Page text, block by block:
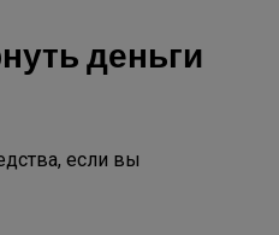
деньги
если вы